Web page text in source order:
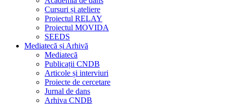
Cursuri și ateliere
Proiectul RELAY
Proiectul MOVIDA
SEEDS
Mediatecă și Arhivă
Mediatecă
Publicații CNDB
Articole și interviuri
Proiecte de cercetare
Jurnal de dans
Arhiva CNDB